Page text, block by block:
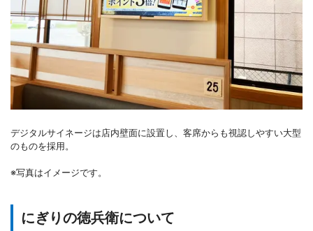
デジタルサイネージは店内壁面に設置し、客席からも視認しやすい大型
のものを採用。
※写真はイメージです。
にぎりの徳兵衛について